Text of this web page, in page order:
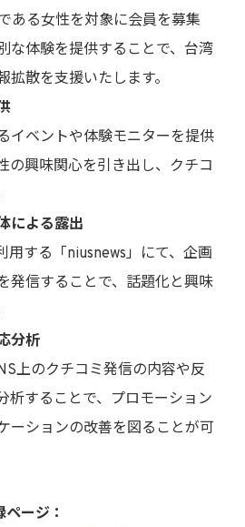
ある女性を対象に会員を募集
な体験を提供することで、台湾
拡散を支援いたします。
イベントや体験モニターを提供
の興味関心を引き出し、クチコ
による露出
する「niusnews」にて、企画
発信することで、話題化と興味
分析
上のクチコミ発信の内容や反
析することで、プロモーション
ーションの改善を図ることが可
ージ：